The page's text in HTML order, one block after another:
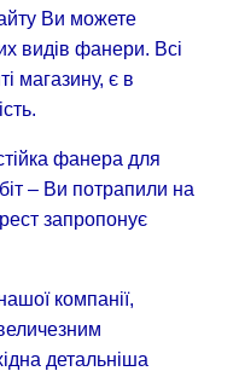
Ви можете
видів фанери. Всі
магазину, є в
фанера для
– Ви потрапили на
запропонує
компанії,
детальніша